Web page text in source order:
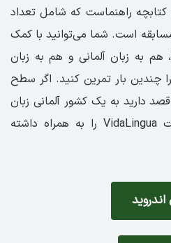
راهنماست که شامل تعداد
است. شما می‌توانید با کمک
هم به زبان آلمانی و هم به زبان
چندین بار تمرین کنید. اگر سطح
دارید به یک کشور آلمانی‌ زبان
سفر کنید، حتماً فرهنگ لغت VidaLingua را به همراه داشته